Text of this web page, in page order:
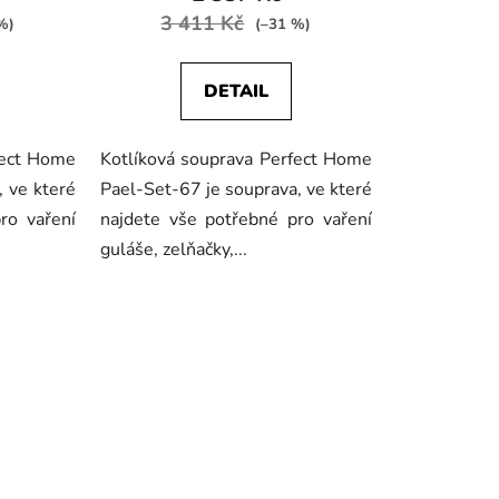
Home
ve které
vaření
3 411 Kč (–31 %)
DETAIL
Kotlíková souprava Perfect Home
Pael-Set-67 je souprava, ve které
najdete vše potřebné pro vaření
guláše, zelňačky,...